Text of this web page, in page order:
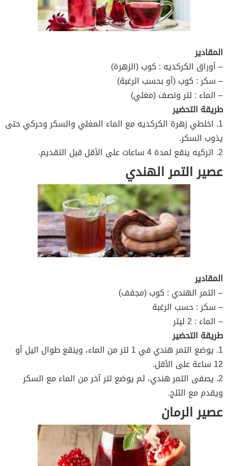
المقادير
– أوراق الكركديه : كوب (الزهرة)
– سكر : كوب (أو بحسب الرغبة)
– الماء : لتر ونصف (مغلي)
طريقة التحضير
1. اخلطي زهرة الكركديه مع الماء المغلي والسكر وحركي حتى
يذوب السكر.
2. اتركيه ينقع لمدة 4 ساعات على الأقل قبل التقديم.
عصير التمر الهندي
المقادير
– التمر الهندي : كوب (مجفف)
– سكر : حسب الرغبة
– الماء : 2 ليتر
طريقة التحضير
1. يوضع التمر هندي في 1 لتر من الماء، وينقع طوال اليل أو
12 ساعة على الأقل.
2. يصفى التمر هندي، ثم يوضع لتر آخر من الماء مع السكر
ويقدم مع الثلج.
عصير الرمان